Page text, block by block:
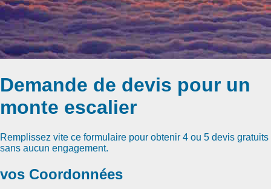
Demande de devis pour un
monte escalier
Remplissez vite ce formulaire pour obtenir 4 ou 5 devis gratuits
sans aucun engagement.
vos Coordonnées